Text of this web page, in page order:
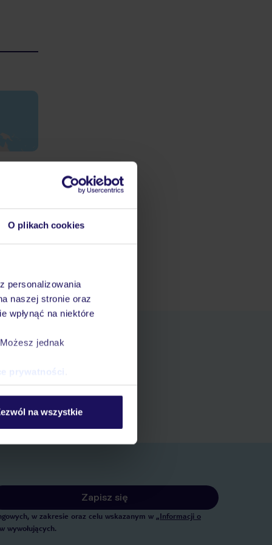
O plikach cookies
personalizowania
naszej stronie oraz
wpłynąć na niektóre
jednak
prywatności
na wszystkie
Zapisz się
w zakresie oraz celu wskazanym w „Informacji o
wywołujących.